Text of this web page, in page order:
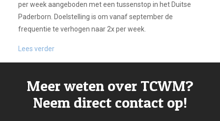
per week aangeboden met een tussenstop in het Duitse
Paderborn. Doelstelling is om vanaf september de
frequentie te verhogen naar 2x per week.
Lees verder
Meer weten over TCWM?
Neem direct contact op!